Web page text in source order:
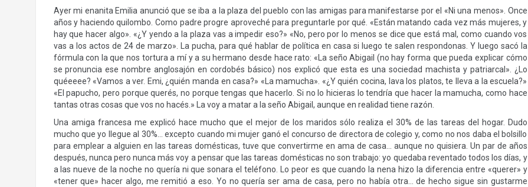
Ayer mi enanita Emilia anunció que se iba a la plaza del pueblo con las amigas para manifestarse por el «Ni una menos». Once
años y haciendo quilombo. Como padre progre aproveché para preguntarle por qué. «Están matando cada vez más mujeres, y
hay que hacer algo». «¿Y yendo a la plaza vas a impedir eso?» «No, pero por lo menos se dice que está mal, como cuando vos
vas a los actos de 24 de marzo». La pucha, para qué hablar de política en casa si luego te salen respondonas. Y luego sacó la
fórmula con la que nos tortura a mí y a su hermano desde hace rato: «La seño Abigail (no hay forma que pueda explicar cómo
se pronuncia ese nombre anglosajón en cordobés básico) nos explicó que esta es una sociedad machista y patriarcal». ¿Lo
quéeeee? «Vamos a ver. Emi, ¿quién manda en casa?» «La mamucha». «¿Y quién cocina, lava los platos, te lleva a la escuela?»
«El papucho, pero porque querés, no porque tengas que hacerlo. Si no lo hicieras lo tendría que hacer la mamucha, como hace
tantas otras cosas que vos no hacés.» La voy a matar a la seño Abigail, aunque en realidad tiene razón.
Una amiga francesa me explicó hace mucho que el mejor de los maridos sólo realiza el 30% de las tareas del hogar. Dudo
mucho que yo llegue al 30%… excepto cuando mi mujer ganó el concurso de directora de colegio y, como no nos daba el bolsillo
para emplear a alguien en las tareas domésticas, tuve que convertirme en ama de casa… aunque no quisiera. Un par de años
después, nunca pero nunca más voy a pensar que las tareas domésticas no son trabajo: yo quedaba reventado todos los días, y
a las nueve de la noche no quería ni que sonara el teléfono. Lo peor es que cuando la nena hizo la diferencia entre «querer» y
«tener que» hacer algo, me remitió a eso. Yo no quería ser ama de casa, pero no había otra… de hecho sigue sin gustarme